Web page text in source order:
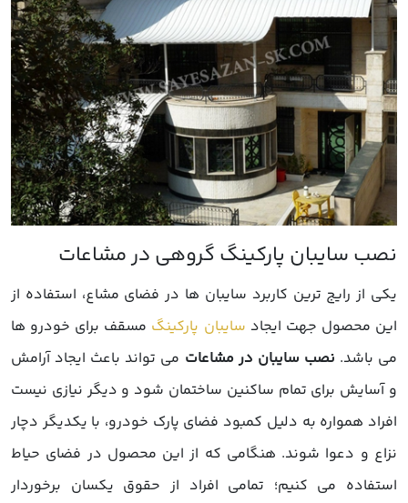
یکی از رایج ترین کاربرد سایبان ها در فضای مشاع، استفاده از
این محصول جهت ایجاد سایبان پارکینگ مسقف برای خودرو ها
می باشد. نصب سایبان در مشاعات می تواند باعث ایجاد آرامش
و آسایش برای تمام ساکنین ساختمان شود و دیگر نیازی نیست
افراد همواره به دلیل کمبود فضای پارک خودرو، با یکدیگر دچار
نزاع و دعوا شوند. هنگامی که از این محصول در فضای حیاط
استفاده می کنیم؛ تمامی افراد از حقوق یکسان برخوردار